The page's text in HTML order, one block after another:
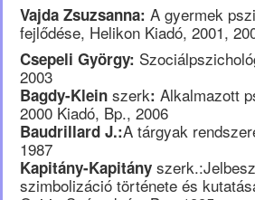
Vajda Zsuzsanna: A gyermek
fejlődése, Helikon Kiadó, 2001,
Csepeli György:
2003
Bagdy-Kleinszerk:Alkalmazott
2000 Kiadó, Bp., 2006
Baudrillard J.:A tárgyak
1987
Kapitány-Kapitány
szimbolizáció története és